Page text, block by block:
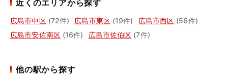
近くのエリアから探す
広島市中区 (72件) 広島市東区 (19件) 広島市西区 (56件)
広島市安佐南区 (16件) 広島市佐伯区 (7件)
他の駅から探す